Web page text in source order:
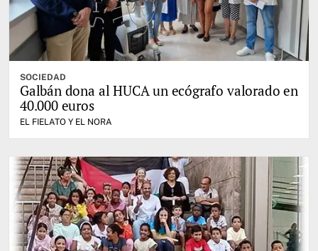
SOCIEDAD
Galbán dona al HUCA un ecógrafo valorado en
40.000 euros
EL FIELATO Y EL NORA